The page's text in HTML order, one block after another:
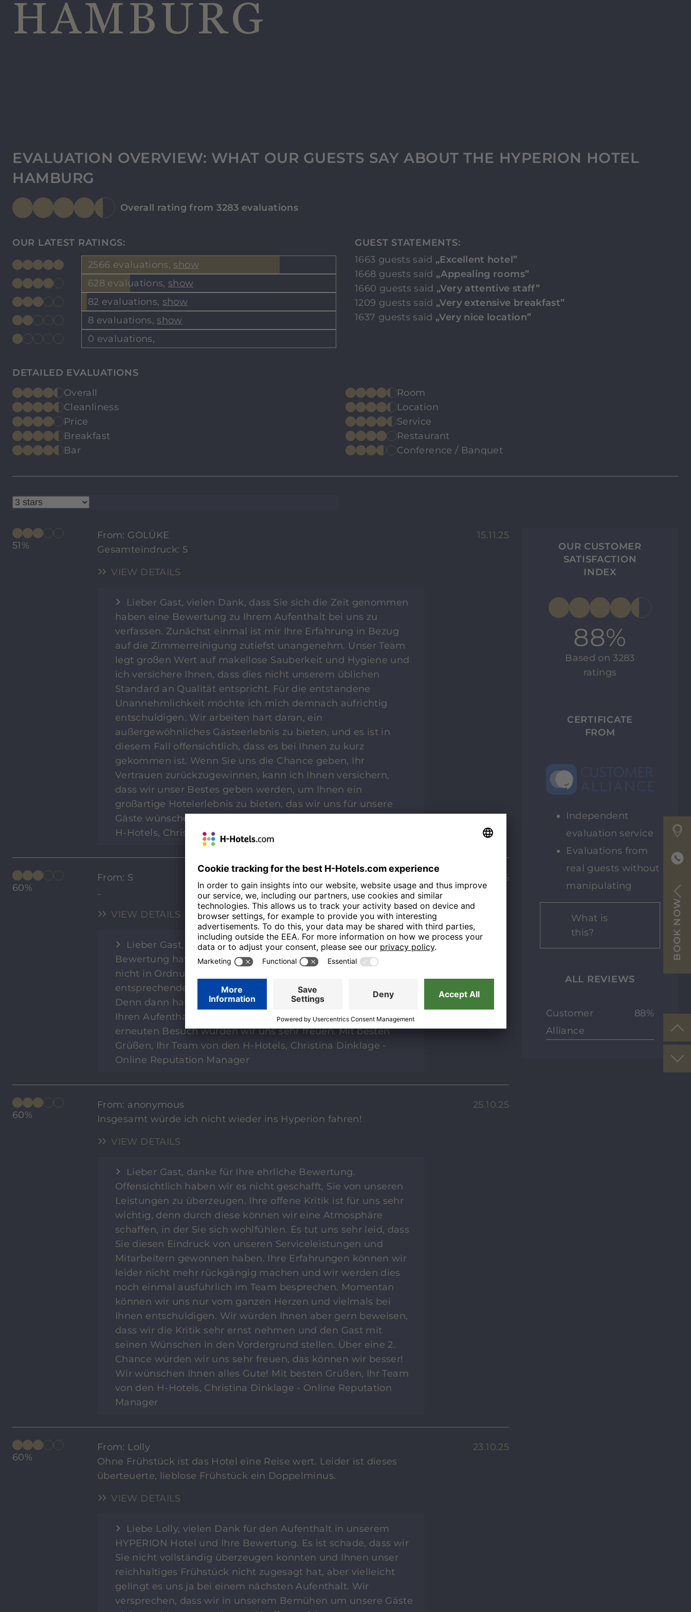
BOOK NOW
HAMBURG
EVALUATION OVERVIEW: WHAT OUR GUESTS SAY ABOUT THE HYPERION HOTEL
HAMBURG
Overall rating from 3283 evaluations
OUR LATEST RATINGS:
2566 evaluations, show
628 evaluations, show
82 evaluations, show
8 evaluations, show
0 evaluations,
GUEST STATEMENTS:
1663 guests said „Excellent hotel”
1668 guests said „Appealing rooms”
1660 guests said „Very attentive staff”
1209 guests said „Very extensive breakfast”
1637 guests said „Very nice location”
DETAILED EVALUATIONS
Overall
Room
Cleanliness
Location
Price
Service
Breakfast
Restaurant
Bar
Conference / Banquet
51%
From: GOLÜKE
Gesamteindruck: 5
VIEW DETAILS
Lieber Gast, vielen Dank, dass Sie sich die Zeit genommen
haben eine Bewertung zu Ihrem Aufenthalt bei uns zu
verfassen. Zunächst einmal ist mir Ihre Erfahrung in Bezug
auf die Zimmerreinigung zutiefst unangenehm. Unser Team
legt großen Wert auf makellose Sauberkeit und Hygiene und
ich versichere Ihnen, dass dies nicht unserem üblichen
Standard an Qualität entspricht. Für die entstandene
Unannehmlichkeit möchte ich mich demnach aufrichtig
entschuldigen. Wir arbeiten hart daran, ein
außergewöhnliches Gästeerlebnis zu bieten, und es ist in
diesem Fall offensichtlich, dass es bei Ihnen zu kurz
gekommen ist. Wenn Sie uns die Chance geben, Ihr
Vertrauen zurückzugewinnen, kann ich Ihnen versichern,
dass wir unser Bestes geben werden, um Ihnen ein
großartige Hotelerlebnis zu bieten, das wir uns für unsere
Gäste wünschen. Mit freundlichen Grüßen, Ihr Team von den
H-Hotels, Christina Dinklage - Online Reputation Manager
15.11.25
60%
From: S
..
VIEW DETAILS
Lieber Gast, vielen Dank, dass Sie uns bewertet haben. Ihre
Bewertung hat noch Luft nach oben. Sollte einmal etwas
nicht in Ordnung sein, freuen wir uns über einen
entsprechenden Hinweis und konstruktive Kritik vor Ort.
Denn dann haben wir die Möglichkeit nachzubessern und
Ihren Aufenthalt noch angenehmer zu gestalten. Über einen
erneuten Besuch würden wir uns sehr freuen. Mit besten
Grüßen, Ihr Team von den H-Hotels, Christina Dinklage -
Online Reputation Manager
14.11.25
60%
From: anonymous
Insgesamt würde ich nicht wieder ins Hyperion fahren!
VIEW DETAILS
Lieber Gast, danke für Ihre ehrliche Bewertung.
Offensichtlich haben wir es nicht geschafft, Sie von unseren
Leistungen zu überzeugen. Ihre offene Kritik ist für uns sehr
wichtig, denn durch diese können wir eine Atmosphäre
schaffen, in der Sie sich wohlfühlen. Es tut uns sehr leid, dass
Sie diesen Eindruck von unseren Serviceleistungen und
Mitarbeitern gewonnen haben. Ihre Erfahrungen können wir
leider nicht mehr rückgängig machen und wir werden dies
noch einmal ausführlich im Team besprechen. Momentan
können wir uns nur vom ganzen Herzen und vielmals bei
Ihnen entschuldigen. Wir würden Ihnen aber gern beweisen,
dass wir die Kritik sehr ernst nehmen und den Gast mit
seinen Wünschen in den Vordergrund stellen. Über eine 2.
Chance würden wir uns sehr freuen, das können wir besser!
Wir wünschen Ihnen alles Gute! Mit besten Grüßen, Ihr Team
von den H-Hotels, Christina Dinklage - Online Reputation
Manager
25.10.25
60%
From: Lolly
Ohne Frühstück ist das Hotel eine Reise wert. Leider ist dieses
überteuerte, lieblose Frühstück ein Doppelminus.
VIEW DETAILS
Liebe Lolly, vielen Dank für den Aufenthalt in unserem
HYPERION Hotel und Ihre Bewertung. Es ist schade, dass wir
Sie nicht vollständig überzeugen konnten und Ihnen unser
reichhaltiges Frühstück nicht zugesagt hat, aber vielleicht
gelingt es uns ja bei einem nächsten Aufenthalt. Wir
versprechen, dass wir in unserem Bemühen um unsere Gäste
23.10.25
OUR CUSTOMER
SATISFACTION
INDEX
88%
Based on 3283
ratings
CERTIFICATE
FROM
Independent
evaluation service
Evaluations from
real guests without
manipulating
What is
this?
ALL REVIEWS
Customer
Alliance
88%